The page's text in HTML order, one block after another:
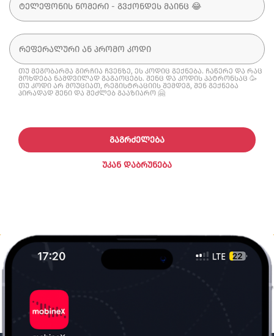
თუ მეგობარმა გირჩია ჩვენზე, ეს კოდიც გექნება. ჩაწერე და რაც
მოხდება ნამდვილად გაგაოცებს. შენც და კოდის პატრონსაც 🥳
თუ კოდი არ მოუციათ, რეგისტრაციის შემდეგ, შენ გექნება
პირადად შენი და შეძლებ გააზიარო 🤗
ᲣᲙᲐᲜ ᲓᲐᲑᲠᲣᲜᲔᲑᲐ
ᲒᲐᲒᲠᲫᲔᲚᲔᲑᲐ